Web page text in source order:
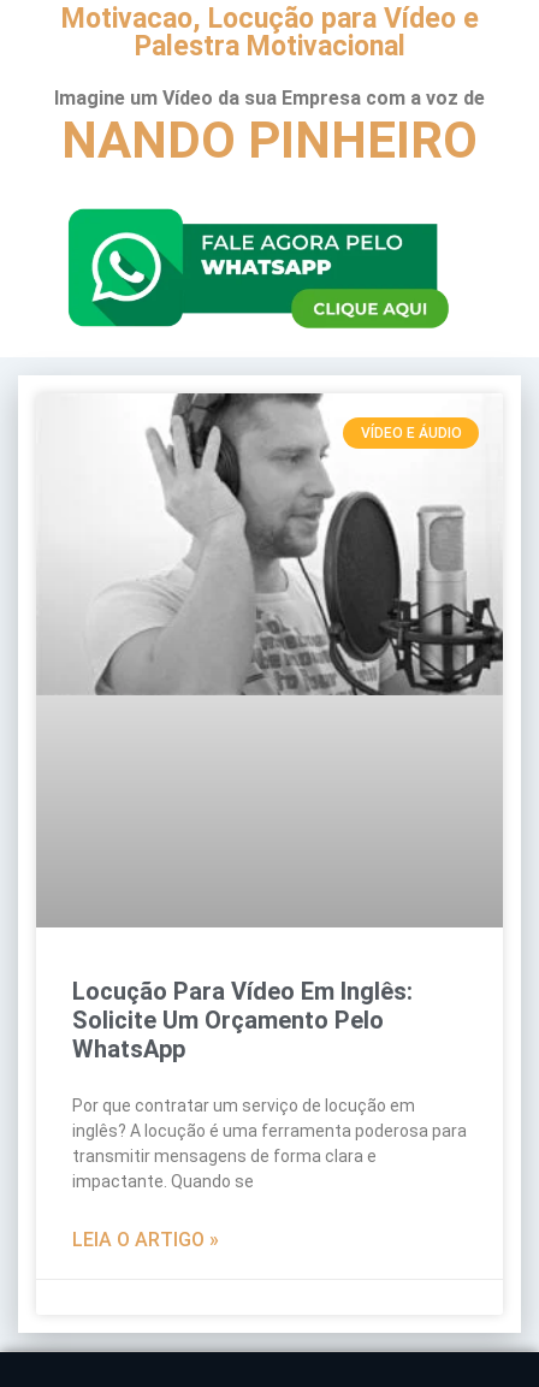
Motivacao, Locução para Vídeo e
Palestra Motivacional
Imagine um Vídeo da sua Empresa com a voz de
NANDO PINHEIRO
VÍDEO E ÁUDIO
Locução Para Vídeo Em Inglês:
Solicite Um Orçamento Pelo
WhatsApp
Por que contratar um serviço de locução em
inglês? A locução é uma ferramenta poderosa para
transmitir mensagens de forma clara e
impactante. Quando se
LEIA O ARTIGO »